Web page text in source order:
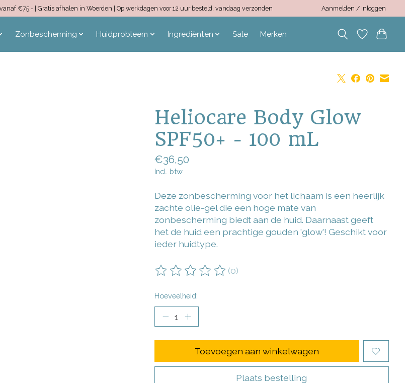
€75,- | Gratis afhalen in Woerden | Op werkdagen voor 12 uur besteld, vandaag verzonden Aanmelden / Inloggen
Zonbescherming Huidprobleem Ingrediënten Sale Merken
Heliocare Body Glow
SPF50+ - 100 mL
€36,50
Incl. btw
Deze zonbescherming voor het lichaam is een heerlijk
zachte olie-gel die een hoge mate van
zonbescherming biedt aan de huid. Daarnaast geeft
het de huid een prachtige gouden 'glow'! Geschikt voor
ieder huidtype.
De beoordeling van dit product is
(0)
Hoeveelheid:
Toevoegen aan winkelwagen
Plaats bestelling